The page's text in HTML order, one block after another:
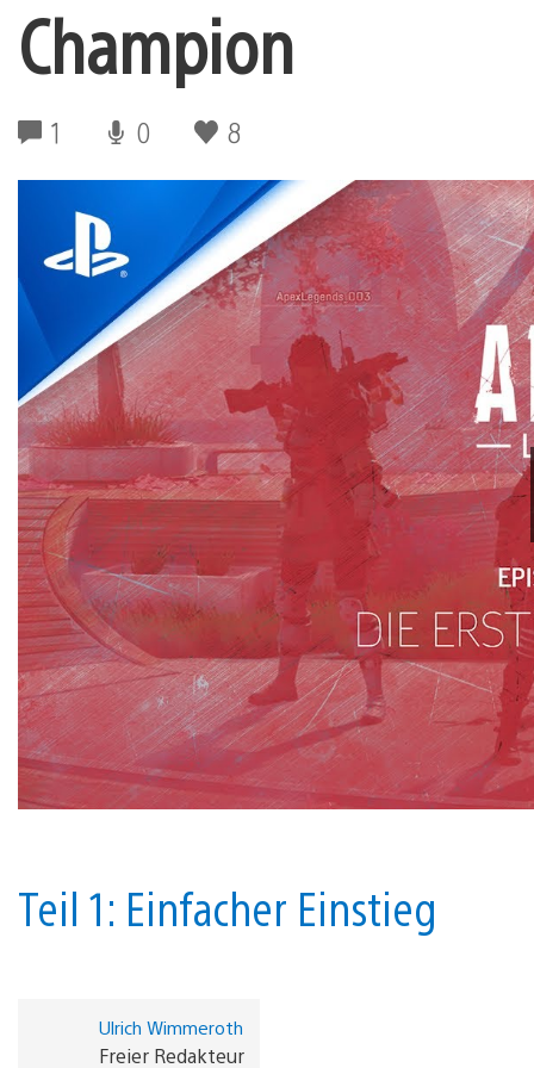
Champion
1 0 8
Teil 1: Einfacher Einstieg
Ulrich Wimmeroth
Freier Redakteur